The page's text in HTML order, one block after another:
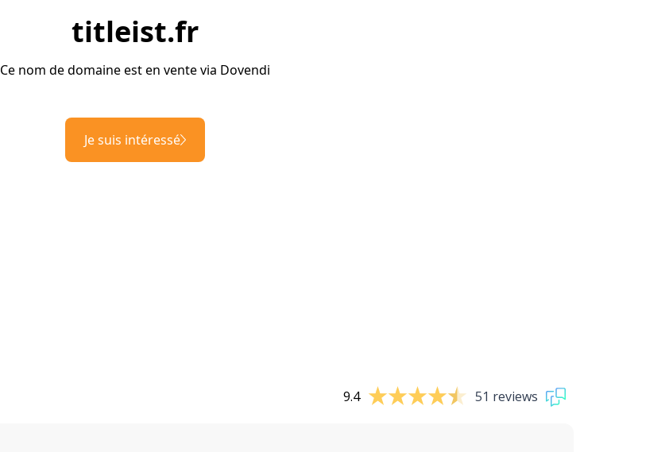
titleist.fr
Ce nom de domaine est en vente via Dovendi
Je suis intéressé
9.4 51 reviews